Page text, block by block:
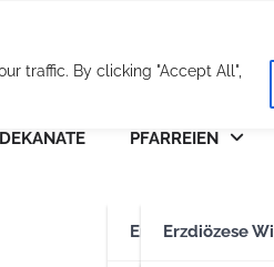
traffic. By clicking "Accept All",
Pfarreie
DEKANATE PFARREIEN
Erzdiözesen
Erzdiözese